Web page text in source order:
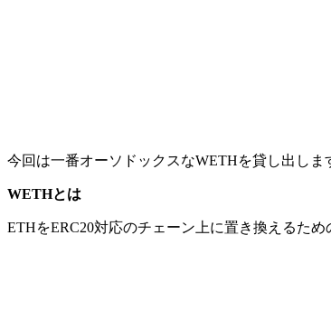
今回は一番オーソドックスなWETHを貸し出しま
WETHとは
ETHをERC20対応のチェーン上に置き換えるた